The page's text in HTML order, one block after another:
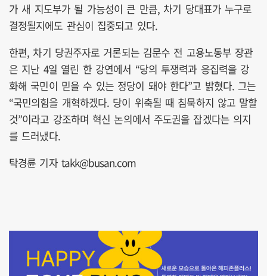
가 새 지도부가 될 가능성이 큰 만큼, 차기 당대표가 누구로
결정될지에도 관심이 집중되고 있다.
한편, 차기 당권주자로 거론되는 김문수 전 고용노동부 장관
은 지난 4일 열린 한 강연에서 “당의 투쟁력과 응집력을 강
화해 국민이 믿을 수 있는 정당이 돼야 한다”고 밝혔다. 그는
“국민의힘을 개혁하겠다. 당이 위축될 때 침묵하지 않고 말할
것”이라고 강조하며 혁신 논의에서 주도권을 잡겠다는 의지
를 드러냈다.
탁경륜 기자 takk@busan.com